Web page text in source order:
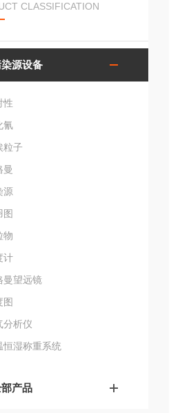
CLASSIFICATION
源设备
性
氰
粒子
曼
源
图
物
计
曼望远镜
图
分析仪
恒湿称重系统
产品